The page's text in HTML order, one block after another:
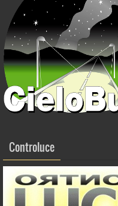
Controluce